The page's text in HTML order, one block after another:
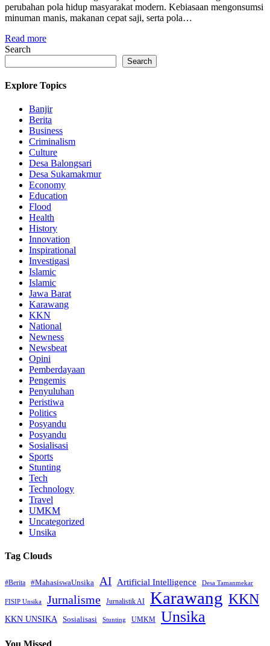
perubahan pola hidup masyarakat modern. Kebiasaan mengonsumsi
minuman manis, makanan cepat saji, serta pola…
Read more
Search
Search
Explore Topics
Banjir
Berita
Business
Criminalism
Culture
Desa Balongsari
Desa Sukamakmur
Economy
Education
Flood
Health
History
Innovation
Inspirational
Investigasi
Islamic
Islamic
Jawa Barat
Karawang
KKN
National
Newness
Newsbeat
Opini
Pemberdayaan
Pengemis
Penyuluhan
Peristiwa
Politics
Posyandu
Posyandu
Sosialisasi
Sports
Stunting
Tech
Technology
Travel
UMKM
Uncategorized
Unsika
Tag Clouds
#Berita #MahasiswaUnsika AI Artificial Intelligence Desa Tamanmekar
FISIP Unsika Jurnalisme Jurnalistik AI Karawang KKN
KKN UNSIKA Sosialisasi Stunting UMKM Unsika
You Missed